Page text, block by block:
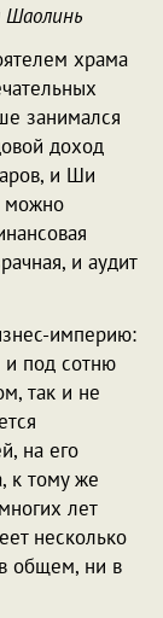
храма
занимался
доход
и Ши
можно
и аудит
империю:
и под сотню
так и не
на его
к тому же
лет
несколько
общем, ни в